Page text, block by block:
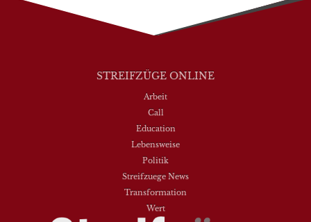
STREIFZÜGE ONLINE
Arbeit
Call
Education
Lebensweise
Politik
Streifzuege News
Transformation
Wert